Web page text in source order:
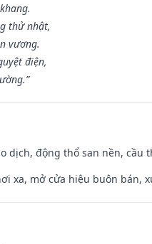
thử nhật,
vương.
điện,
dịch, động thổ san nền,
xa, mở cửa hiệu buôn bán,